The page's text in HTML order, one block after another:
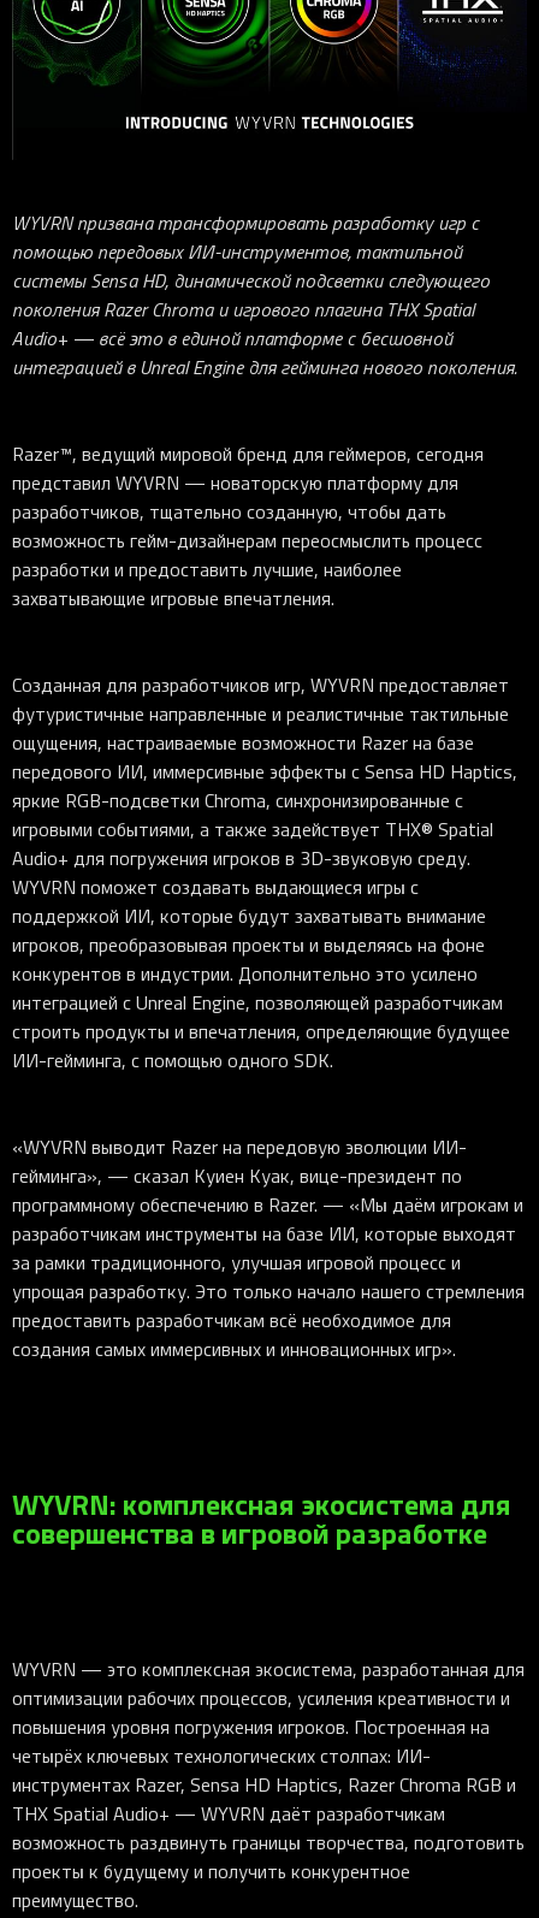
Рюкзаки
Аксессуары
Новинки
Pro Click
Аксессуары для мышей
Игровые мыши
Tartarus
Аксессуары для клавиатур
Все клавиатуры
Hammerhead
Аксессуары для аудио
Все аудио для ПК
Wireless Control Pod
Kraken Kitty
Kiyo
Контроллеры
Освещение
Все устройства
Goliathus
Firefly
HyperFlux V2
Gigantus
Pro Glide
Pro Click V2
Pro Click V2 Vertical
Pro Type Ergo
Pro Type
Аксессуары
Коллаборации
Synapse 4
Chroma™ RGB
THX Spatial
7.1 Sound
Synapse 2 Legacy
Virtual Ring Light
Streamer Companion App
Cortex
iOS-приложения
Киберспорт
Игровые ивенты
WYVRN призвана трансформировать разработку игр с
помощью передовых ИИ-инструментов, тактильной
системы Sensa HD, динамической подсветки следующего
поколения Razer Chroma и игрового плагина THX Spatial
Audio+ — всё это в единой платформе с бесшовной
интеграцией в Unreal Engine для гейминга нового поколения.
Razer™, ведущий мировой бренд для геймеров, сегодня
представил WYVRN — новаторскую платформу для
разработчиков, тщательно созданную, чтобы дать
возможность гейм-дизайнерам переосмыслить процесс
разработки и предоставить лучшие, наиболее
захватывающие игровые впечатления.
Созданная для разработчиков игр, WYVRN предоставляет
футуристичные направленные и реалистичные тактильные
ощущения, настраиваемые возможности Razer на базе
передового ИИ, иммерсивные эффекты с Sensa HD Haptics,
яркие RGB-подсветки Chroma, синхронизированные с
игровыми событиями, а также задействует THX® Spatial
Audio+ для погружения игроков в 3D-звуковую среду.
WYVRN поможет создавать выдающиеся игры с
поддержкой ИИ, которые будут захватывать внимание
игроков, преобразовывая проекты и выделяясь на фоне
конкурентов в индустрии. Дополнительно это усилено
интеграцией с Unreal Engine, позволяющей разработчикам
строить продукты и впечатления, определяющие будущее
ИИ-гейминга, с помощью одного SDK.
«WYVRN выводит Razer на передовую эволюции ИИ-
гейминга», — сказал Куиен Куак, вице-президент по
программному обеспечению в Razer. — «Мы даём игрокам и
разработчикам инструменты на базе ИИ, которые выходят
за рамки традиционного, улучшая игровой процесс и
упрощая разработку. Это только начало нашего стремления
предоставить разработчикам всё необходимое для
создания самых иммерсивных и инновационных игр».
WYVRN: комплексная экосистема для
совершенства в игровой разработке
WYVRN — это комплексная экосистема, разработанная для
оптимизации рабочих процессов, усиления креативности и
повышения уровня погружения игроков. Построенная на
четырёх ключевых технологических столпах: ИИ-
инструментах Razer, Sensa HD Haptics, Razer Chroma RGB и
THX Spatial Audio+ — WYVRN даёт разработчикам
возможность раздвинуть границы творчества, подготовить
проекты к будущему и получить конкурентное
преимущество.